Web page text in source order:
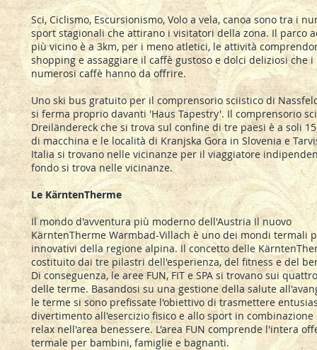
Sci, Ciclismo, Escursionismo, Volo a vela, canoa sono tra i
sport stagionali che attirano i visitatori della zona. Il parco
più vicino è a 3km, per i meno atletici, le attività
shopping e assaggiare il caffè gustoso e dolci deliziosi che i
numerosi caffè hanno da offrire.
Uno ski bus gratuito per il comprensorio sciistico di
si ferma proprio davanti 'Haus Tapestry'. Il comprensorio
Dreiländereck che si trova sul confine di tre paesi è a soli
di macchina e le località di Kranjska Gora in Slovenia e
Italia si trovano nelle vicinanze per il viaggiatore
fondo si trova nelle vicinanze.
Le KärntenTherme
Il mondo d'avventura più moderno dell'Austria Il nuovo
KärntenTherme Warmbad-Villach è uno dei mondi termali
innovativi della regione alpina. Il concetto delle
costituito dai tre pilastri dell'esperienza, del fitness e del
Di conseguenza, le aree FUN, FIT e SPA si trovano sui
delle terme. Basandosi su una gestione della salute
le terme si sono prefissate l'obiettivo di trasmettere
divertimento all'esercizio fisico e allo sport in combinazione
relax nell'area benessere. L'area FUN comprende l'intera
termale per bambini, famiglie e bagnanti.